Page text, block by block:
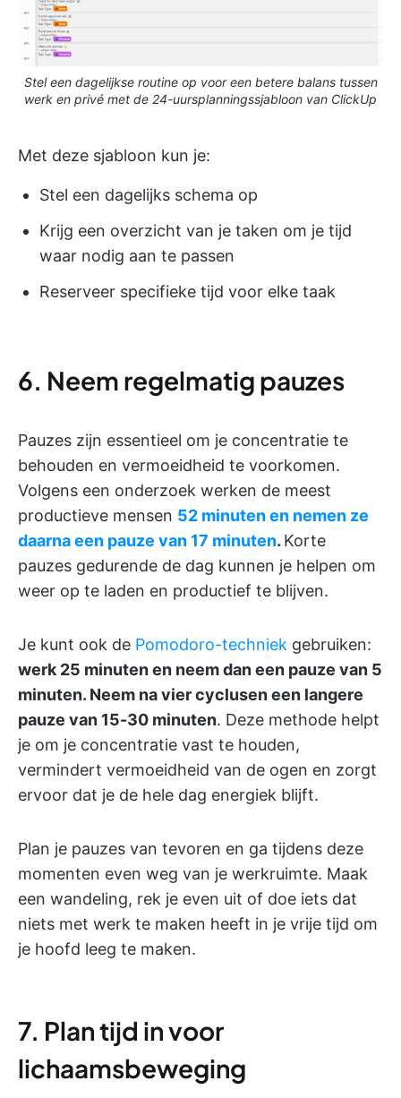
Stel een dagelijkse routine op voor een betere balans tussen
werk en privé met de 24-uursplanningssjabloon van ClickUp
Met deze sjabloon kun je:
Stel een dagelijks schema op
Krijg een overzicht van je taken om je tijd
waar nodig aan te passen
Reserveer specifieke tijd voor elke taak
6. Neem regelmatig pauzes
Pauzes zijn essentieel om je concentratie te
behouden en vermoeidheid te voorkomen.
Volgens een onderzoek werken de meest
productieve mensen 52 minuten en nemen ze
daarna een pauze van 17 minuten. Korte
pauzes gedurende de dag kunnen je helpen om
weer op te laden en productief te blijven.
Je kunt ook de Pomodoro-techniek gebruiken:
werk 25 minuten en neem dan een pauze van 5
minuten. Neem na vier cyclusen een langere
pauze van 15-30 minuten. Deze methode helpt
je om je concentratie vast te houden,
vermindert vermoeidheid van de ogen en zorgt
ervoor dat je de hele dag energiek blijft.
Plan je pauzes van tevoren en ga tijdens deze
momenten even weg van je werkruimte. Maak
een wandeling, rek je even uit of doe iets dat
niets met werk te maken heeft in je vrije tijd om
je hoofd leeg te maken.
7. Plan tijd in voor
lichaamsbeweging